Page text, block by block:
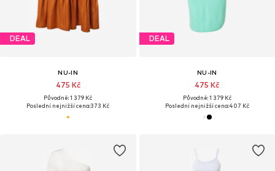
DEAL
NU-IN
475 Kč
Původně: 1 379 Kč
Poslední nejnižší cena:373 Kč
DEAL
NU-IN
475 Kč
Původně: 1 379 Kč
Poslední nejnižší cena:407 Kč